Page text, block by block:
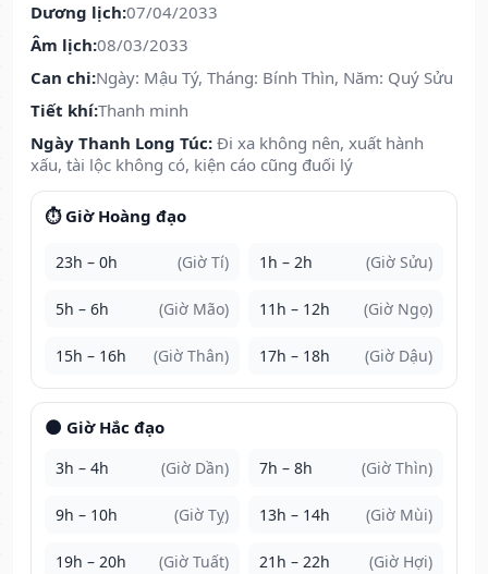
Dương lịch:07/04/2033
Âm lịch:08/03/2033
Can chi:Ngày: Mậu Tý, Tháng: Bính Thìn, Năm: Quý Sửu
Tiết khí:Thanh minh
Ngày Thanh Long Túc: Đi xa không nên, xuất hành
xấu, tài lộc không có, kiện cáo cũng đuối lý
⏱️ Giờ Hoàng đạo
23h – 0h (Giờ Tí) 1h – 2h (Giờ Sửu)
5h – 6h (Giờ Mão) 11h – 12h (Giờ Ngọ)
15h – 16h (Giờ Thân) 17h – 18h (Giờ Dậu)
🌑 Giờ Hắc đạo
3h – 4h (Giờ Dần) 7h – 8h (Giờ Thìn)
9h – 10h (Giờ Tỵ) 13h – 14h (Giờ Mùi)
19h – 20h (Giờ Tuất) 21h – 22h (Giờ Hợi)